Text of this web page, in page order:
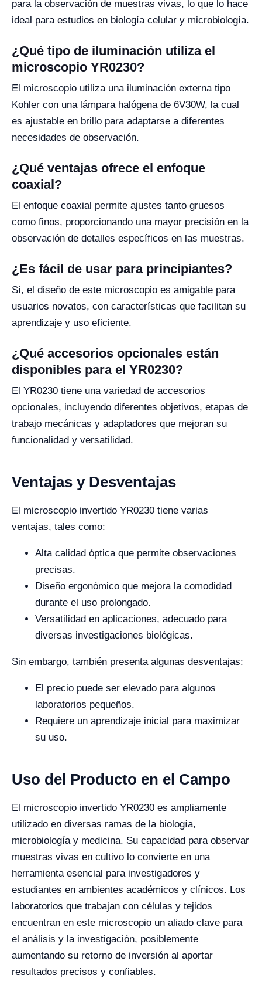
para la observación de muestras vivas, lo que lo hace
ideal para estudios en biología celular y microbiología.
¿Qué tipo de iluminación utiliza el
microscopio YR0230?
El microscopio utiliza una iluminación externa tipo
Kohler con una lámpara halógena de 6V30W, la cual
es ajustable en brillo para adaptarse a diferentes
necesidades de observación.
¿Qué ventajas ofrece el enfoque
coaxial?
El enfoque coaxial permite ajustes tanto gruesos
como finos, proporcionando una mayor precisión en la
observación de detalles específicos en las muestras.
¿Es fácil de usar para principiantes?
Sí, el diseño de este microscopio es amigable para
usuarios novatos, con características que facilitan su
aprendizaje y uso eficiente.
¿Qué accesorios opcionales están
disponibles para el YR0230?
El YR0230 tiene una variedad de accesorios
opcionales, incluyendo diferentes objetivos, etapas de
trabajo mecánicas y adaptadores que mejoran su
funcionalidad y versatilidad.
Ventajas y Desventajas
El microscopio invertido YR0230 tiene varias
ventajas, tales como:
Alta calidad óptica que permite observaciones
precisas.
Diseño ergonómico que mejora la comodidad
durante el uso prolongado.
Versatilidad en aplicaciones, adecuado para
diversas investigaciones biológicas.
Sin embargo, también presenta algunas desventajas:
El precio puede ser elevado para algunos
laboratorios pequeños.
Requiere un aprendizaje inicial para maximizar
su uso.
Uso del Producto en el Campo
El microscopio invertido YR0230 es ampliamente
utilizado en diversas ramas de la biología,
microbiología y medicina. Su capacidad para observar
muestras vivas en cultivo lo convierte en una
herramienta esencial para investigadores y
estudiantes en ambientes académicos y clínicos. Los
laboratorios que trabajan con células y tejidos
encuentran en este microscopio un aliado clave para
el análisis y la investigación, posiblemente
aumentando su retorno de inversión al aportar
resultados precisos y confiables.